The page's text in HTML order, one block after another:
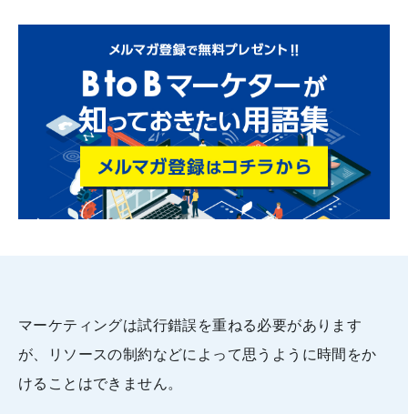
マーケティングは試行錯誤を重ねる必要があります
が、リソースの制約などによって思うように時間をか
けることはできません。